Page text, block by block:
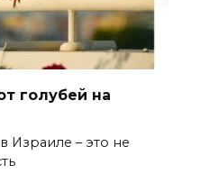
голубей на
Израиле – это не